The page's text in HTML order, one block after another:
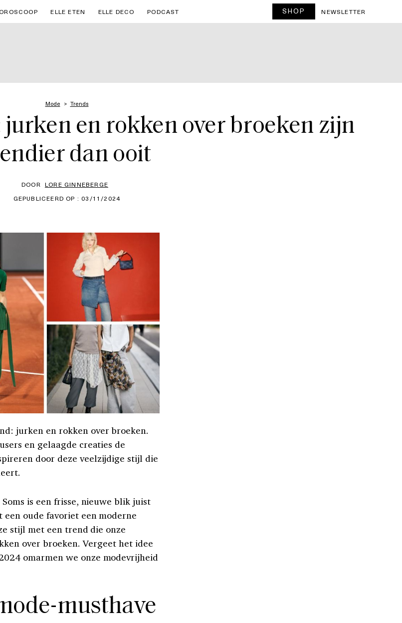
ELLE ETEN ELLE DECO PODCAST SHOP NEWSLETTER
Mode Trends
en rokken over broeken zijn
dan ooit
DOOR LORE GINNEBERGE
GEPUBLICEERD OP : 03/11/2024
jurken en rokken over broeken.
en gelaagde creaties de
door deze veelzijdige stijl die
is een frisse, nieuwe blik juist
oude favoriet een moderne
stijl met een trend die onze
over broeken. Vergeet het idee
omarmen we onze modevrijheid
musthave